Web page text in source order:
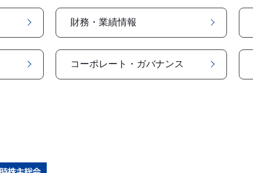
財務・業績情報
コーポレート・ガバナンス